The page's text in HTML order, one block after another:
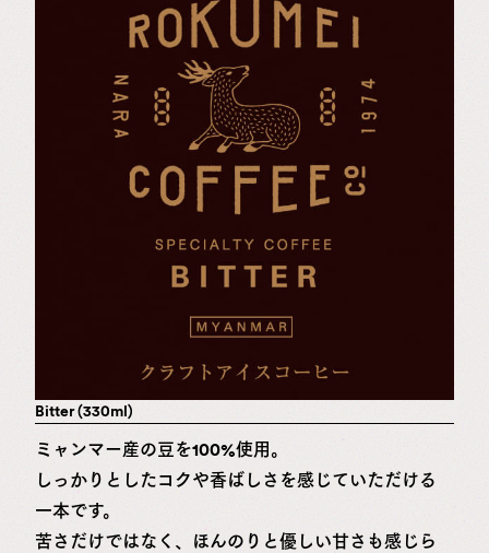
Bitter (330ml)
ミャンマー産の豆を100%使用。
しっかりとしたコクや香ばしさを感じていただける
一本です。
苦さだけではなく、ほんのりと優しい甘さも感じら